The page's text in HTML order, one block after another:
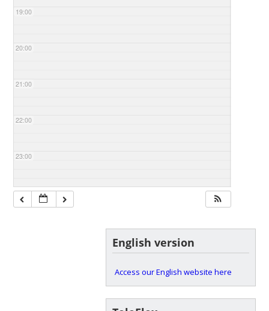
19:00
20:00
21:00
22:00
23:00
English version
Access our English website here